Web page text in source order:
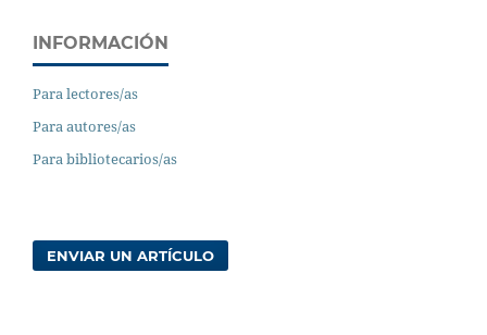
INFORMACIÓN
Para lectores/as
Para autores/as
Para bibliotecarios/as
ENVIAR UN ARTÍCULO